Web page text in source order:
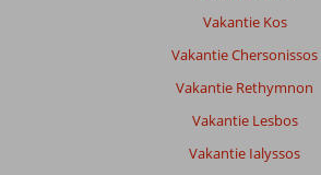
Vakantie Kos
Vakantie Chersonissos
Vakantie Rethymnon
Vakantie Lesbos
Vakantie Ialyssos